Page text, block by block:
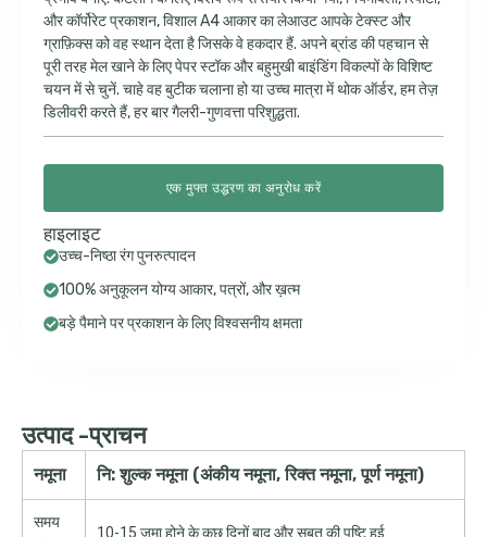
और कॉर्पोरेट प्रकाशन, विशाल A4 आकार का लेआउट आपके टेक्स्ट और
ग्राफ़िक्स को वह स्थान देता है जिसके वे हकदार हैं. अपने ब्रांड की पहचान से
पूरी तरह मेल खाने के लिए पेपर स्टॉक और बहुमुखी बाइंडिंग विकल्पों के विशिष्ट
चयन में से चुनें. चाहे वह बुटीक चलाना हो या उच्च मात्रा में थोक ऑर्डर, हम तेज़
डिलीवरी करते हैं, हर बार गैलरी-गुणवत्ता परिशुद्धता.
एक मुफ्त उद्धरण का अनुरोध करें
हाइलाइट
उच्च-निष्ठा रंग पुनरुत्पादन
100% अनुकूलन योग्य आकार, पत्रों, और ख़त्म
बड़े पैमाने पर प्रकाशन के लिए विश्वसनीय क्षमता
उत्पाद -प्राचन
नमूना नि: शुल्क नमूना (अंकीय नमूना, रिक्त नमूना, पूर्ण नमूना)
समय
10-15 जमा होने के कुछ दिनों बाद और सबूत की पुष्टि हुई